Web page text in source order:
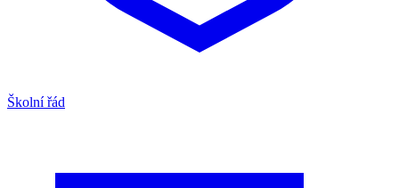
Školní řád